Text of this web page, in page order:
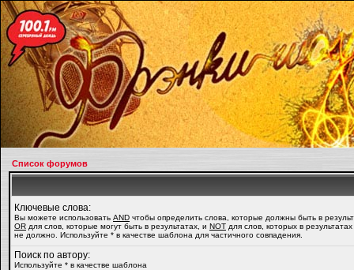
Список форумов
Ключевые слова:
Вы можете использовать AND чтобы определить слова, которые должны быть в
OR для слов, которые могут быть в результатах, и NOT для слов, которых в
не должно. Используйте * в качестве шаблона для частичного совпадения.
Поиск по автору:
Используйте * в качестве шаблона